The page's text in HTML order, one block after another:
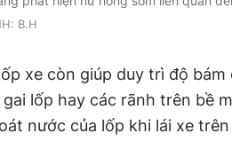
B.H
xe còn giúp duy trì độ bám
lốp hay các rãnh trên bề
nước của lốp khi lái xe